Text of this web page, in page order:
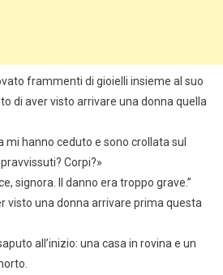
frammenti di gioielli insieme al suo
di aver visto arrivare una donna quella
mi hanno ceduto e sono crollata sul
Corpi?»
signora. Il danno era troppo grave.”
visto una donna arrivare prima questa
all’inizio: una casa in rovina e un